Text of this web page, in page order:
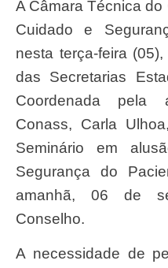
A Câmara Técnica
Cuidado e
nesta terça-feira
das Secretarias
Coordenada pela
Conass, Carla
Seminário em
Segurança do
amanhã, 06 de
Conselho.
A necessidade de pensar a transversalidade